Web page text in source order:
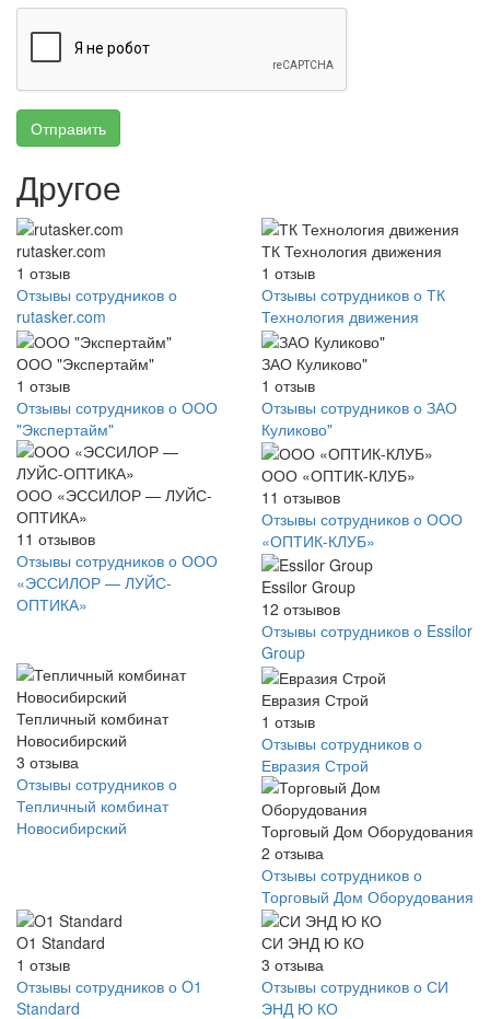
Отправить
Другое
rutasker.com
1 отзыв
Отзывы сотрудников о
rutasker.com
ТК Технология движения
1 отзыв
Отзывы сотрудников о ТК
Технология движения
ООО "Экспертайм"
1 отзыв
Отзывы сотрудников о ООО
"Экспертайм"
ЗАО Куликово"
1 отзыв
Отзывы сотрудников о ЗАО
Куликово"
ООО «ЭССИЛОР — ЛУЙС-
ОПТИКА»
11 отзывов
Отзывы сотрудников о ООО
«ЭССИЛОР — ЛУЙС-
ОПТИКА»
ООО «ОПТИК-КЛУБ»
11 отзывов
Отзывы сотрудников о ООО
«ОПТИК-КЛУБ»
Essilor Group
12 отзывов
Отзывы сотрудников о Essilor
Group
Тепличный комбинат
Новосибирский
3 отзыва
Отзывы сотрудников о
Тепличный комбинат
Новосибирский
Евразия Строй
1 отзыв
Отзывы сотрудников о
Евразия Строй
Торговый Дом Оборудования
2 отзыва
Отзывы сотрудников о
Торговый Дом Оборудования
O1 Standard
1 отзыв
Отзывы сотрудников о O1
Standard
СИ ЭНД Ю КО
3 отзыва
Отзывы сотрудников о СИ
ЭНД Ю КО